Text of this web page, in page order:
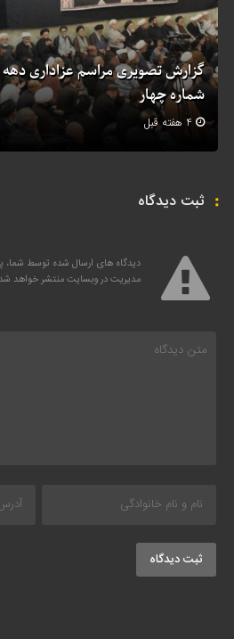
شماره چهار
4 هفته قبل
ثبت دیدگاه
دیدگاه های ارسال شده توسط شما،
مدیریت در وبسایت منتشر خواهد
ثبت دیدگاه